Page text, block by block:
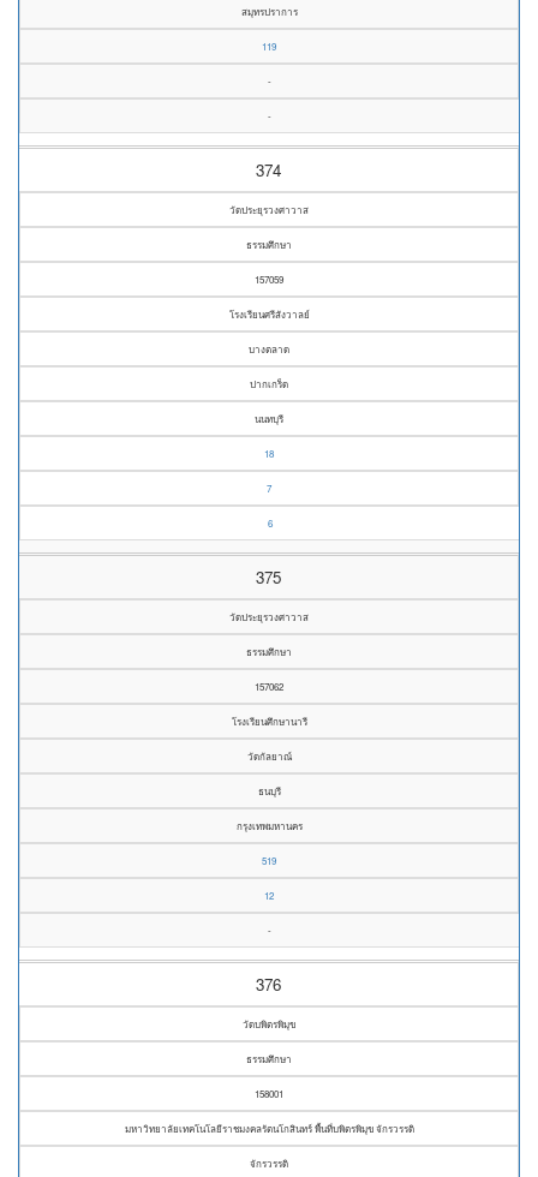
สมุทรปราการ
119
-
-
374
วัดประยุรวงศาวาส
ธรรมศึกษา
157059
โรงเรียนศรีสังวาลย์
บางตลาด
ปากเกร็ด
นนทบุรี
18
7
6
375
วัดประยุรวงศาวาส
ธรรมศึกษา
157062
โรงเรียนศึกษานารี
วัดกัลยาณ์
ธนบุรี
กรุงเทพมหานคร
519
12
-
376
วัดบพิตรพิมุข
ธรรมศึกษา
158001
มหาวิทยาลัยเทคโนโลยีราชมงคลรัตนโกสินทร์ พื้นที่บพิตรพิมุข จักรวรรดิ
จักรวรรดิ